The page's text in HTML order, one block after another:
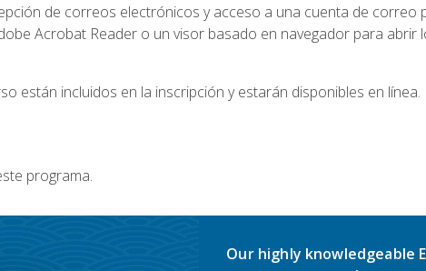
de correos electrónicos y acceso a una cuenta de correo
Acrobat Reader o un visor basado en navegador para abrir
están incluidos en la inscripción y estarán disponibles en línea.
programa.
Our highly knowledgeable